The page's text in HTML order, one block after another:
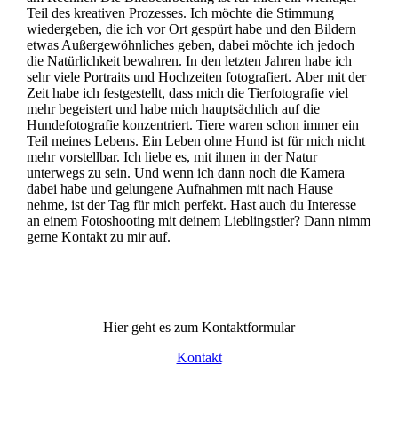
Teil des kreativen Prozesses. Ich möchte die Stimmung
wiedergeben, die ich vor Ort gespürt habe und den Bildern
etwas Außergewöhnliches geben, dabei möchte ich jedoch
die Natürlichkeit bewahren. In den letzten Jahren habe ich
sehr viele Portraits und Hochzeiten fotografiert. Aber mit der
Zeit habe ich festgestellt, dass mich die Tierfotografie viel
mehr begeistert und habe mich hauptsächlich auf die
Hundefotografie konzentriert. Tiere waren schon immer ein
Teil meines Lebens. Ein Leben ohne Hund ist für mich nicht
mehr vorstellbar. Ich liebe es, mit ihnen in der Natur
unterwegs zu sein. Und wenn ich dann noch die Kamera
dabei habe und gelungene Aufnahmen mit nach Hause
nehme, ist der Tag für mich perfekt. Hast auch du Interesse
an einem Fotoshooting mit deinem Lieblingstier? Dann nimm
gerne Kontakt zu mir auf.
Hier geht es zum Kontaktformular
Kontakt